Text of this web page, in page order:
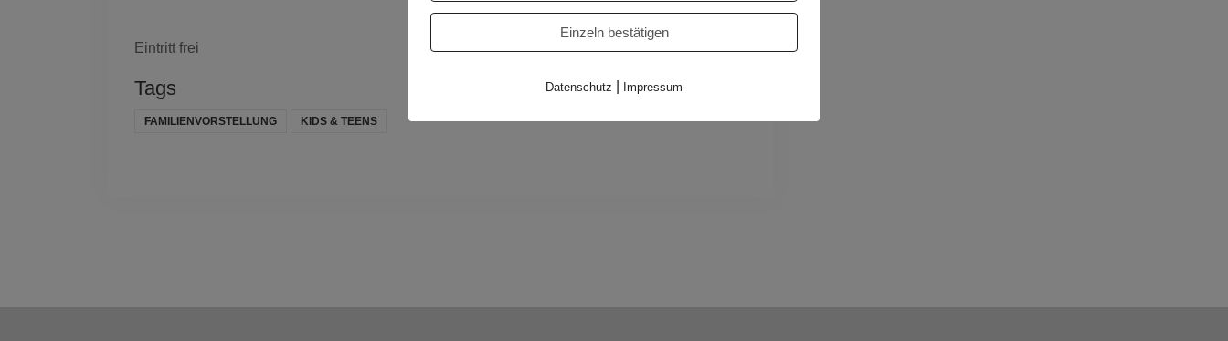
Eintritt frei
Tags
FAMILIENVORSTELLUNG KIDS & TEENS
Einzeln bestätigen
Datenschutz Impressum